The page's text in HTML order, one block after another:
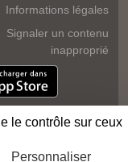
Informations légales
Signaler un contenu
inapproprié
Connexion
le contrôle sur ceux
Personnaliser